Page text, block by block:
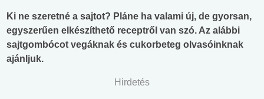
Ki ne szeretné a sajtot? Pláne ha valami új, de gyorsan,
egyszerűen elkészíthető receptről van szó. Az alábbi
sajtgombócot vegáknak és cukorbeteg olvasóinknak
ajánljuk.
Hirdetés